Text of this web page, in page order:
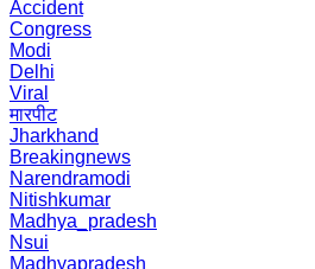
Accident
Congress
Modi
Delhi
Viral
मारपीट
Jharkhand
Breakingnews
Narendramodi
Nitishkumar
Madhya_pradesh
Nsui
Madhyapradesh